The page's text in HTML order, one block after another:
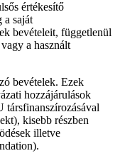
értékesítő
a saját
bevételeit, függetlenül
a használt
bevételek. Ezek
hozzájárulások
társfinanszírozásával
kisebb részben
illetve